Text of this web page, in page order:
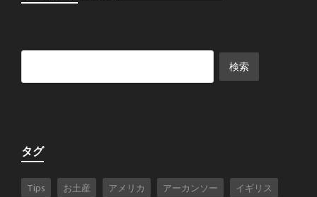
タグ
Tips お土産 アメリカ アーカンソー イギリス